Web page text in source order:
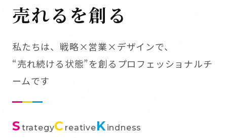
売れるを創る
私たちは、戦略×営業×デザインで、
“売れ続ける状態”を創るプロフェッショナルチ
ームです
S trategyC reativeKindness